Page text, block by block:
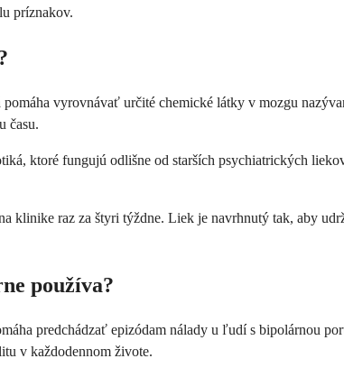
príznakov.
vyrovnávať určité chemické látky v mozgu
času.
ktoré fungujú odlišne od starších psychiatrických
klinike raz za štyri týždne. Liek je navrhnutý tak, aby
používa?
predchádzať epizódam nálady u ľudí s bipolárnou
v každodennom živote.